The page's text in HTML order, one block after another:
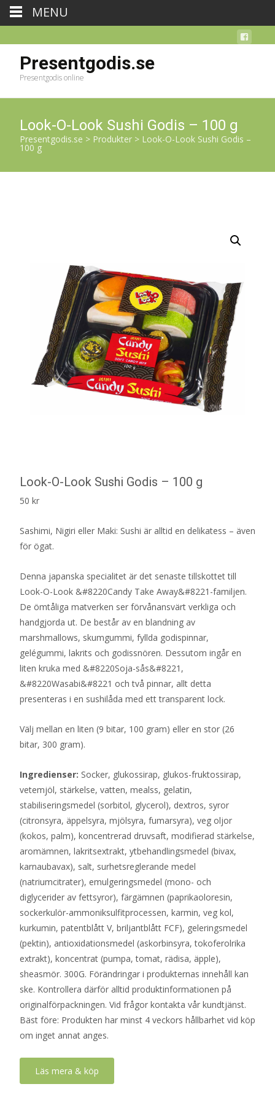
Presentgodis.se
Presentgodis online
Look-O-Look Sushi Godis – 100 g
Presentgodis.se > Produkter > Look-O-Look Sushi Godis –
100 g
Look-O-Look Sushi Godis – 100 g
50 kr
Sashimi, Nigiri eller Maki: Sushi är alltid en delikatess – även
för ögat.
Denna japanska specialitet är det senaste tillskottet till
Look-O-Look &#8220Candy Take Away&#8221-familjen.
De ömtåliga matverken ser förvånansvärt verkliga och
handgjorda ut. De består av en blandning av
marshmallows, skumgummi, fyllda godispinnar,
gelégummi, lakrits och godissnören. Dessutom ingår en
liten kruka med &#8220Soja-sås&#8221,
&#8220Wasabi&#8221 och två pinnar, allt detta
presenteras i en sushilåda med ett transparent lock.
Välj mellan en liten (9 bitar, 100 gram) eller en stor (26
bitar, 300 gram).
Ingredienser: Socker, glukossirap, glukos-fruktossirap,
vetemjöl, stärkelse, vatten, mealss, gelatin,
stabiliseringsmedel (sorbitol, glycerol), dextros, syror
(citronsyra, äppelsyra, mjölsyra, fumarsyra), veg oljor
(kokos, palm), koncentrerad druvsaft, modifierad stärkelse,
aromämnen, lakritsextrakt, ytbehandlingsmedel (bivax,
karnaubavax), salt, surhetsreglerande medel
(natriumcitrater), emulgeringsmedel (mono- och
diglycerider av fettsyror), färgämnen (paprikaoloresin,
sockerkulör-ammoniksulfitprocessen, karmin, veg kol,
kurkumin, patentblått V, briljantblått FCF), geleringsmedel
(pektin), antioxidationsmedel (askorbinsyra, tokoferolrika
extrakt), koncentrat (pumpa, tomat, rädisa, äpple),
sheasmör. 300G. Förändringar i produkternas innehåll kan
ske. Kontrollera därför alltid produktinformationen på
originalförpackningen. Vid frågor kontakta vår kundtjänst.
Bäst före: Produkten har minst 4 veckors hållbarhet vid köp
om inget annat anges.
Läs mera & köp
MENU